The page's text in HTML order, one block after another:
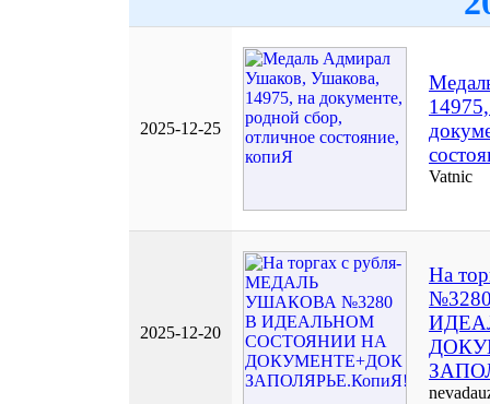
2025-12-25
Vatnic
2025-12-20
На